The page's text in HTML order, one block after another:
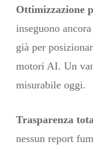
Ottimizzazione
inseguono
già per
motori AI. Un
misurabile oggi.
Trasparenza
nessun report